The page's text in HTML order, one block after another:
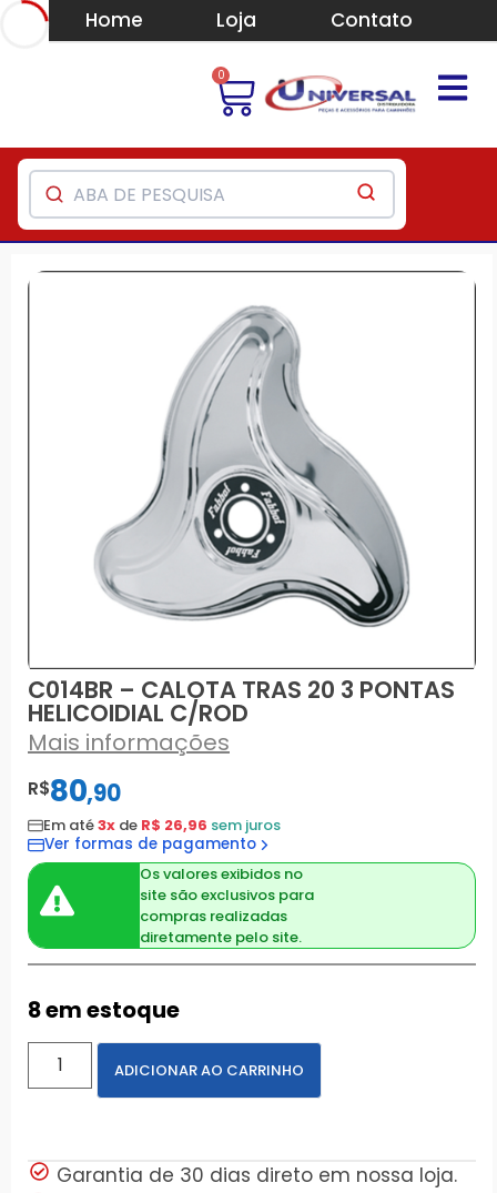
Home Loja Contato
0
C014BR – CALOTA TRAS 20 3 PONTAS
HELICOIDIAL C/ROD
Mais informações
R$80,90
Em até3x de R$ 26,96 sem juros
Ver formas de pagamento
Os valores exibidos no
site são exclusivos para
compras realizadas
diretamente pelo site.
8 em estoque
ADICIONAR AO CARRINHO
Garantia de 30 dias direto em nossa loja.